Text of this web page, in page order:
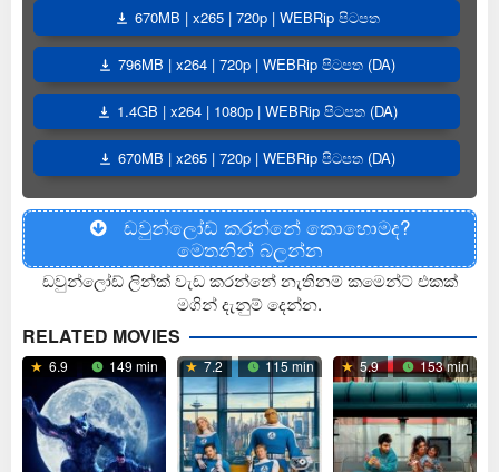
670MB | x265 | 720p | WEBRip පිටපත
796MB | x264 | 720p | WEBRip පිටපත (DA)
1.4GB | x264 | 1080p | WEBRip පිටපත (DA)
670MB | x265 | 720p | WEBRip පිටපත (DA)
ඩවුන්ලෝඩ් කරන්නේ කොහොමද?
මෙතනින් බලන්න
ඩවුන්ලෝඩ් ලින්ක් වැඩ කරන්නේ නැතිනම් කමෙන්ට් එකක්
මගින් දැනුම් දෙන්න.
RELATED MOVIES
6.9 149 min 7.2 115 min 5.9 153 min